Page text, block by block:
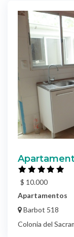
$ 10.000
Apartamentos
Barbot 518
Colonia del